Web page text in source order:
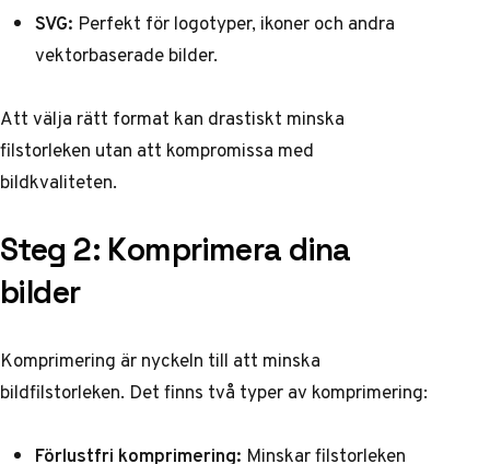
SVG: Perfekt för logotyper, ikoner och andra
vektorbaserade bilder.
Att välja rätt format kan drastiskt minska
filstorleken utan att kompromissa med
bildkvaliteten.
Steg 2: Komprimera dina
bilder
Komprimering är nyckeln till att minska
bildfilstorleken. Det finns två typer av komprimering:
Förlustfri komprimering: Minskar filstorleken